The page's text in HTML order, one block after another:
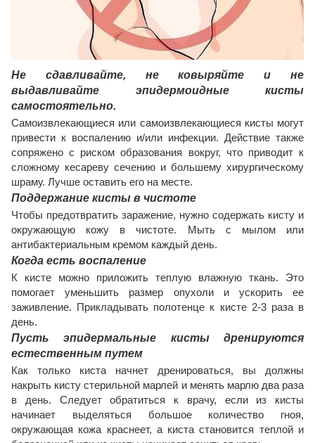
Не сдавливайте, не ковыряйте и не
выдавливайте эпидермоидные кисты
самостоятельно.
Самоизвлекающиеся или самоизвлекающиеся кисты могут
привести к воспалению и/или инфекции. Действие также
сопряжено с риском образования вокруг, что приводит к
сложному кесареву сечению и большему хирургическому
шраму. Лучше оставить его на месте.
Поддержание кисты в чистоте
Чтобы предотвратить заражение, нужно содержать кисту и
окружающую кожу в чистоте. Мыть с мылом или
антибактериальным кремом каждый день.
Когда есть воспаление
К кисте можно приложить теплую влажную ткань. Это
помогает уменьшить размер опухоли и ускорить ее
заживление. Прикладывать полотенце к кисте 2-3 раза в
день.
Пусть эпидермальные кисты дренируются
естественным путем
Как только киста начнет дренироваться, вы должны
накрыть кисту стерильной марлей и менять марлю два раза
в день. Следует обратиться к врачу, если из кисты
начинает выделяться большое количество гноя,
окружающая кожа краснеет, а киста становится теплой и